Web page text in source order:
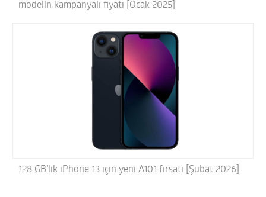
modelin kampanyalı fiyatı [Ocak 2025]
128 GB’lık iPhone 13 için yeni A101 fırsatı [Şubat 2026]